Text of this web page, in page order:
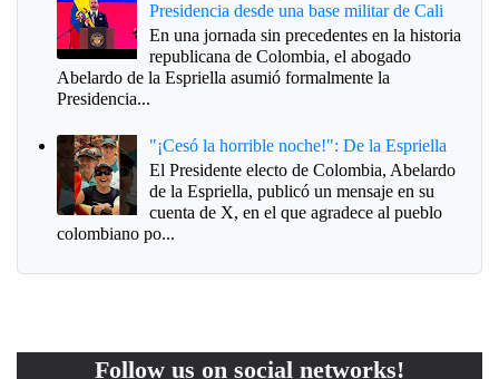
Presidencia desde una base militar de Cali
En una jornada sin precedentes en la historia
republicana de Colombia, el abogado
Abelardo de la Espriella asumió formalmente la
Presidencia...
"¡Cesó la horrible noche!": De la Espriella
El Presidente electo de Colombia, Abelardo
de la Espriella, publicó un mensaje en su
cuenta de X, en el que agradece al pueblo
colombiano po...
Follow us on social networks!